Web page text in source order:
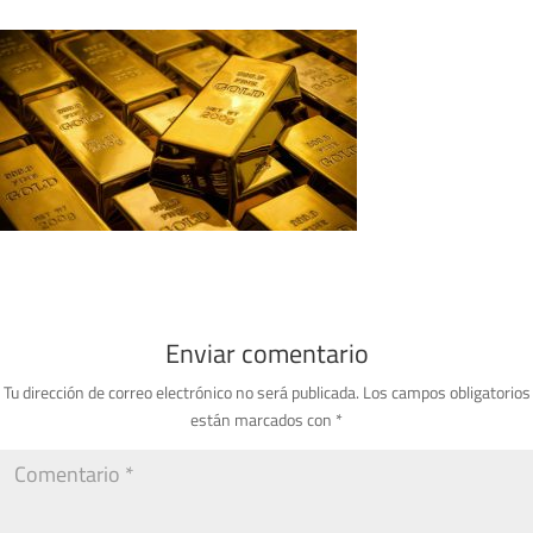
Enviar comentario
Tu dirección de correo electrónico no será publicada. Los campos obligatorios
están marcados con *